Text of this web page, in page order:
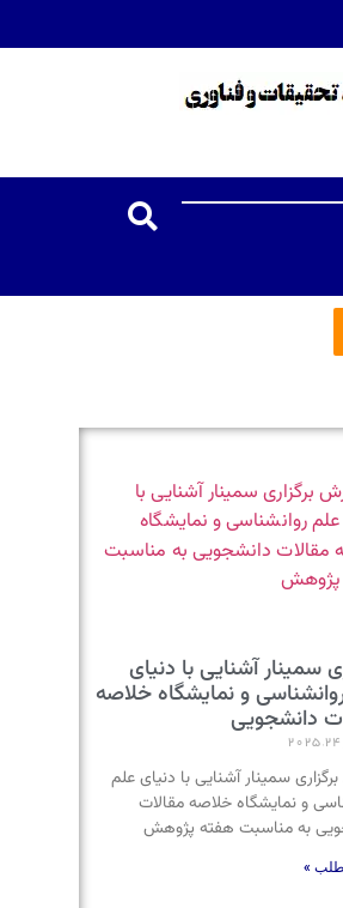
سمینار آشنایی با دنیای
و نمایشگاه خلاصه
دانشجویی
سمینار آشنایی با دنیای علم
و نمایشگاه خلاصه مقالات
به مناسبت هفته پژوهش
»